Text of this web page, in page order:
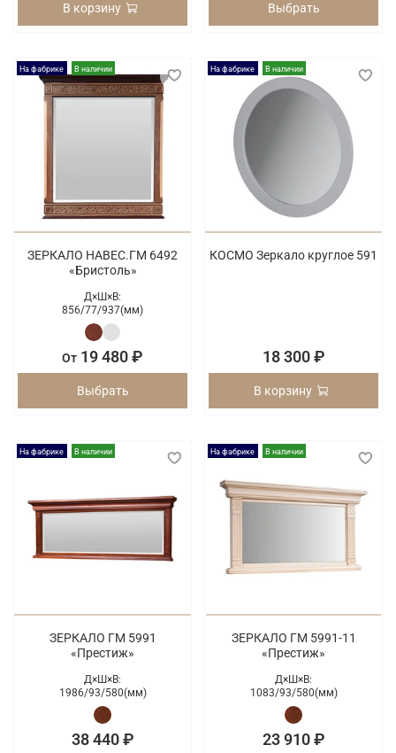
В корзину Выбрать
На фабрике В наличии
ЗЕРКАЛО НАВЕС.ГМ 6492
«Бристоль»
Д×Ш×В:
856/77/937(мм)
От 19 480 ₽
Выбрать
На фабрике В наличии
КОСМО Зеркало круглое 591
18 300 ₽
В корзину
На фабрике В наличии
ЗЕРКАЛО ГМ 5991
«Престиж»
Д×Ш×В:
1986/93/580(мм)
38 440 ₽
На фабрике В наличии
ЗЕРКАЛО ГМ 5991-11
«Престиж»
Д×Ш×В:
1083/93/580(мм)
23 910 ₽